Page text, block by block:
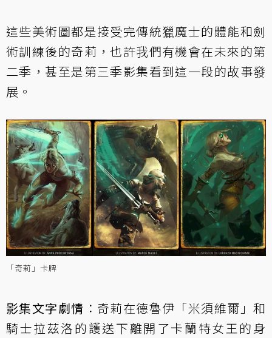
這些美術圖都是接受完傳統獵魔士的體能和劍
術訓練後的奇莉，也許我們有機會在未來的第
二季，甚至是第三季影集看到這一段的故事發
展。
「奇莉」卡牌
影集文字劇情 ：奇莉在德魯伊「米須維爾」和
騎士拉茲洛的護送下離開了卡蘭特女王的身